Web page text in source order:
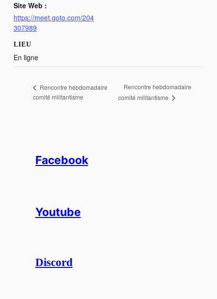
Site Web :
https://meet.goto.com/204
307989
LIEU
En ligne
Rencontre hebdomadaire
comité militantisme
Rencontre hebdomadaire
comité militantisme
Facebook
Youtube
Discord